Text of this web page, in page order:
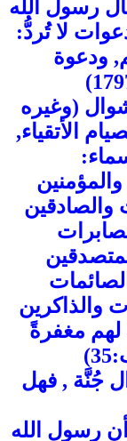
رسول الله
لا تُردُّ:
ودعوة
شوال (وغيره
الأتقياء,
والصادقين
والذاكرين
لهم مغفرةً
جُنَّة , فهل
رسول الله